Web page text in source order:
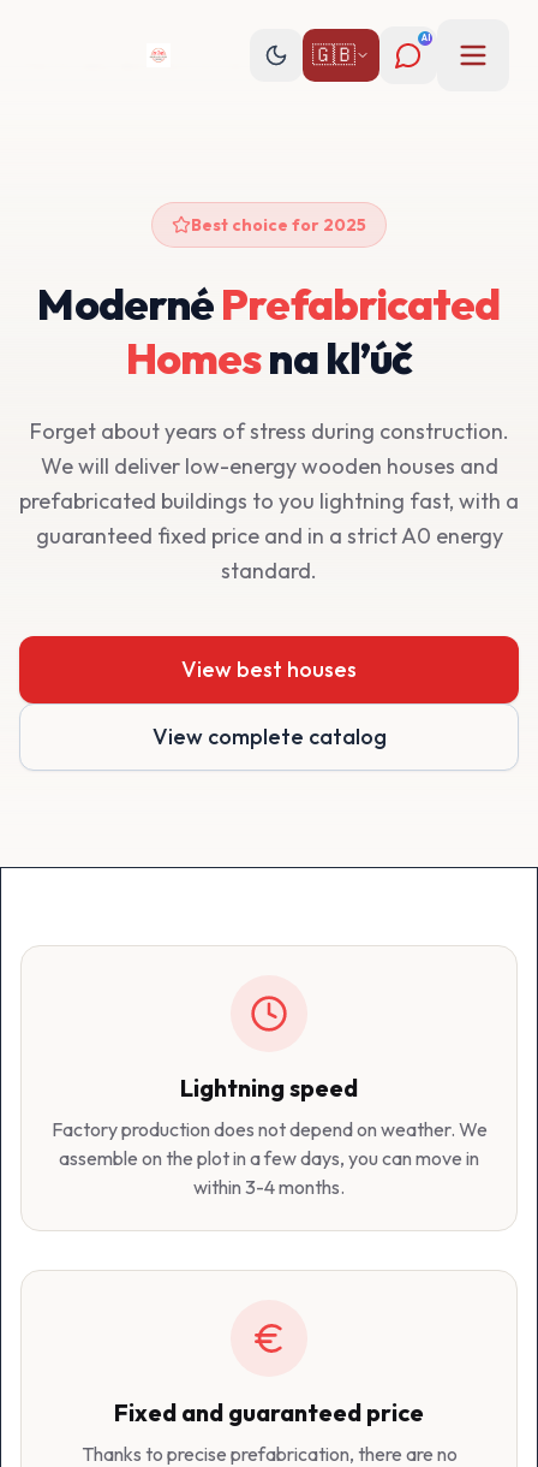
🇬🇧
AI
Best choice for 2025
ModernéPrefabricated
Homesna kľúč
Forget about years of stress during construction.
We will deliver low-energy wooden houses and
prefabricated buildings to you lightning fast, with a
guaranteed fixed price and in a strict A0 energy
standard.
View best houses
View complete catalog
Lightning speed
Factory production does not depend on weather. We
assemble on the plot in a few days, you can move in
within 3-4 months.
Fixed and guaranteed price
Thanks to precise prefabrication, there are no